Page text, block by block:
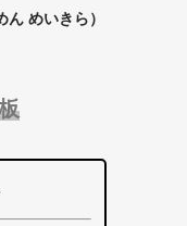
めいきら）